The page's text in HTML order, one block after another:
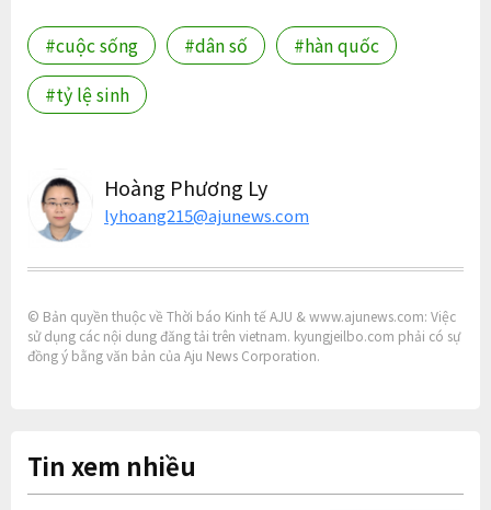
#cuộc sống #dân số
#hàn quốc
#tỷ lệ sinh
Hoàng Phương Ly
lyhoang215@ajunews.com
© Bản quyền thuộc về Thời báo Kinh tế AJU & www.ajunews.com: Việc
sử dụng các nội dung đăng tải trên vietnam. kyungjeilbo.com phải có sự
đồng ý bằng văn bản của Aju News Corporation.
Tin xem nhiều